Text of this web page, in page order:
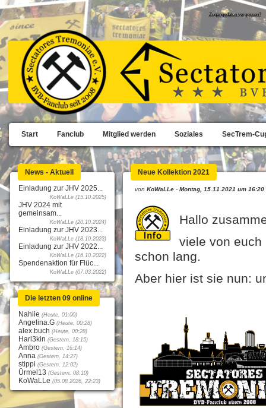
Zugangsdaten vergessen?
Start Fanclub Mitglied werden Soziales SecTrem-
News - Aktuell
Einladung zur JHV 2025...
KoWaLLe (15.10.2025)
JHV 2024 mit
gemeinsam...
KoWaLLe (20.10.2024)
Einladung zur JHV 2023...
KoWaLLe (18.10.2023)
Einladung zur JHV 2022...
KoWaLLe (16.10.2022)
Spendenaktion für Flüc...
KoWaLLe (07.03.2022)
Die letzten 09 online
Nahlie (Heute, 01:00)
Angelina.G (Heute, 00:28)
alex.buch (Heute, 00:28)
Harl3kin (Gestern, 18:15)
Ambro (Gestern, 16:14)
Anna (Gestern, 14:27)
stippi (Gestern, 12:02)
Ürmel13 (Gestern, 08:10)
KoWaLLe (05.08.2026, 22:23)
Neue Kollektion 2021
von KoWaLLe - Montag, 15.11.2021 um 16:20
Hallo
viele von euch
schon lang.
Aber hier ist sie nun: